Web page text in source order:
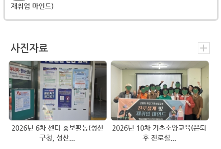
재취업 마인드)
사진자료
2026년 6차 센터 홍보활동(성산
구청, 성산...
2026년 10차 기초소양교육(은퇴
후 진로설...